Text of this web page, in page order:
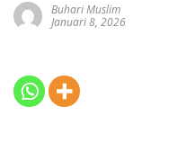
Buhari Muslim
Januari 8, 2026